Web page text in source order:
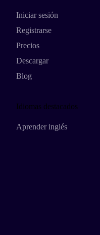
Iniciar sesión
Registrarse
Precios
Descargar
Blog
Idiomas destacados
Aprender inglés